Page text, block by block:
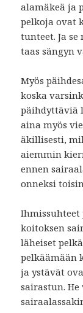
alamäkeä ja
pelkoja ovat
tunteet. Ja
taas sängyn
Myös
koska
päihdyttäviä
aina myös
äkillisesti,
aiemmin
ennen
onneksi
Ihmissuhteet
koitoksen
läheiset
pelkäämään
ja ystävät
sairastun.